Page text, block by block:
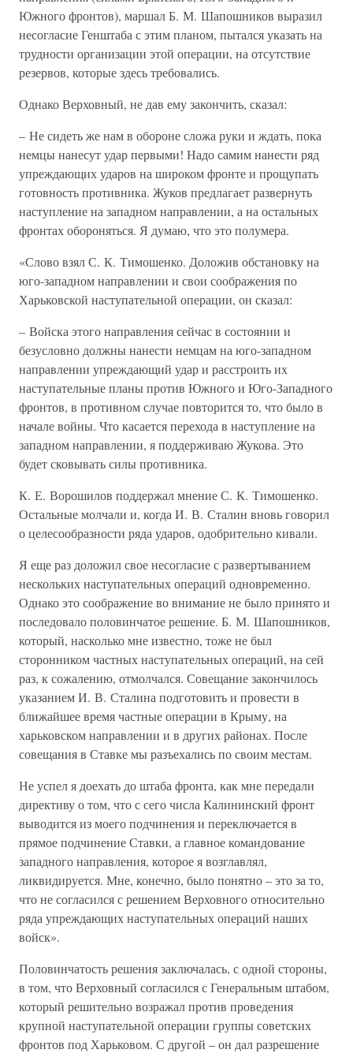
Южного фронтов), маршал Б. М. Шапошников выразил
несогласие Генштаба с этим планом, пытался указать на
трудности организации этой операции, на отсутствие
резервов, которые здесь требовались.
Однако Верховный, не дав ему закончить, сказал:
– Не сидеть же нам в обороне сложа руки и ждать, пока
немцы нанесут удар первыми! Надо самим нанести ряд
упреждающих ударов на широком фронте и прощупать
готовность противника. Жуков предлагает развернуть
наступление на западном направлении, а на остальных
фронтах обороняться. Я думаю, что это полумера.
«Слово взял С. К. Тимошенко. Доложив обстановку на
юго-западном направлении и свои соображения по
Харьковской наступательной операции, он сказал:
– Войска этого направления сейчас в состоянии и
безусловно должны нанести немцам на юго-западном
направлении упреждающий удар и расстроить их
наступательные планы против Южного и Юго-Западного
фронтов, в противном случае повторится то, что было в
начале войны. Что касается перехода в наступление на
западном направлении, я поддерживаю Жукова. Это
будет сковывать силы противника.
К. Е. Ворошилов поддержал мнение С. К. Тимошенко.
Остальные молчали и, когда И. В. Сталин вновь говорил
о целесообразности ряда ударов, одобрительно кивали.
Я еще раз доложил свое несогласие с развертыванием
нескольких наступательных операций одновременно.
Однако это соображение во внимание не было принято и
последовало половинчатое решение. Б. М. Шапошников,
который, насколько мне известно, тоже не был
сторонником частных наступательных операций, на сей
раз, к сожалению, отмолчался. Совещание закончилось
указанием И. В. Сталина подготовить и провести в
ближайшее время частные операции в Крыму, на
харьковском направлении и в других районах. После
совещания в Ставке мы разъехались по своим местам.
Не успел я доехать до штаба фронта, как мне передали
директиву о том, что с сего числа Калининский фронт
выводится из моего подчинения и переключается в
прямое подчинение Ставки, а главное командование
западного направления, которое я возглавлял,
ликвидируется. Мне, конечно, было понятно – это за то,
что не согласился с решением Верховного относительно
ряда упреждающих наступательных операций наших
войск».
Половинчатость решения заключалась, с одной стороны,
в том, что Верховный согласился с Генеральным штабом,
который решительно возражал против проведения
крупной наступательной операции группы советских
фронтов под Харьковом. С другой – он дал разрешение